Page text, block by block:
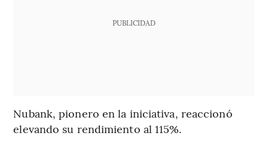
PUBLICIDAD
Nubank, pionero en la iniciativa, reaccionó
elevando su rendimiento al 115%.